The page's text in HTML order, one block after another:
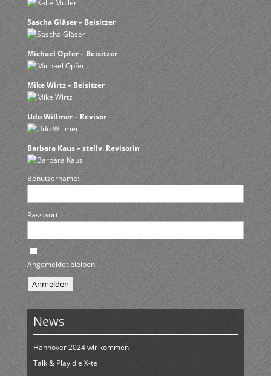
Sascha Gläser – Beisitzer
Michael Opfer – Beisitzer
Mike Wirtz – Beisitzer
Udo Willmer – Revisor
Barbara Kaus – stellv. Revisorin
Benutzername:
Passwort:
Angemeldet bleiben
Anmelden
News
Hannover 2024 wir kommen
Talk & Play die X-te